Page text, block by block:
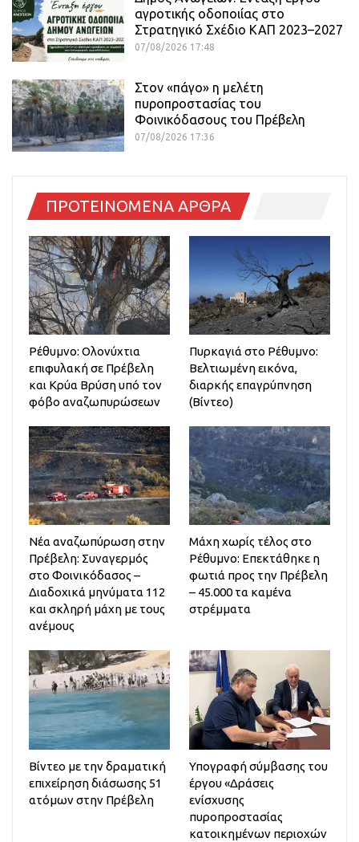
αγροτικής οδοποιίας στο
Στρατηγικό Σχέδιο ΚΑΠ 2023–2027
07/08/2026 17:48
Στον «πάγο» η μελέτη
πυροπροστασίας του
Φοινικόδασους του Πρέβελη
07/08/2026 17:36
ΠΡΟΤΕΙΝΟΜΕΝΑ ΑΡΘΡΑ
Ρέθυμνο: Ολονύχτια
επιφυλακή σε Πρέβελη
και Κρύα Βρύση υπό τον
φόβο αναζωπυρώσεων
Πυρκαγιά στο Ρέθυμνο:
Βελτιωμένη εικόνα,
διαρκής επαγρύπνηση
(Βίντεο)
Νέα αναζωπύρωση στην
Πρέβελη: Συναγερμός
στο Φοινικόδασος –
Διαδοχικά μηνύματα 112
και σκληρή μάχη με τους
ανέμους
Μάχη χωρίς τέλος στο
Ρέθυμνο: Επεκτάθηκε η
φωτιά προς την Πρέβελη
– 45.000 τα καμένα
στρέμματα
Βίντεο με την δραματική
επιχείρηση διάσωσης 51
ατόμων στην Πρέβελη
Υπογραφή σύμβασης του
έργου «Δράσεις
ενίσχυσης
πυροπροστασίας
κατοικημένων περιοχών